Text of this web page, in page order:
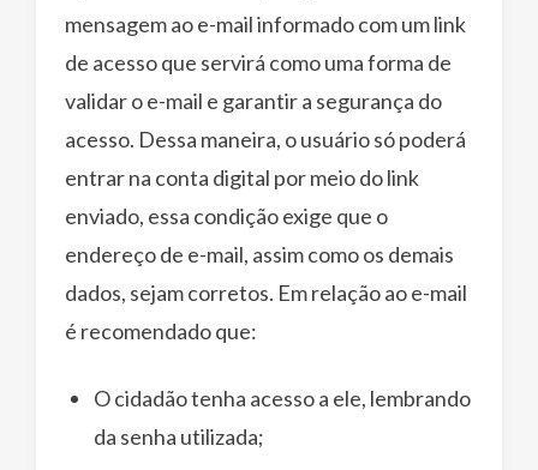
mensagem ao e-mail informado com um link
de acesso que servirá como uma forma de
validar o e-mail e garantir a segurança do
acesso. Dessa maneira, o usuário só poderá
entrar na conta digital por meio do link
enviado, essa condição exige que o
endereço de e-mail, assim como os demais
dados, sejam corretos. Em relação ao e-mail
é recomendado que:
O cidadão tenha acesso a ele, lembrando
da senha utilizada;